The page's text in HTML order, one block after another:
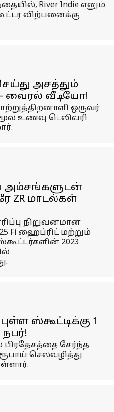
River Indie எனும்
விற்பனைக்கு
அசத்தும்
- வைரல் வீடியோ!
ஒருவர்
உணவு டெலிவரி
அம்சங்களுடன்
ZR மாடல்கள்
நிறுவனமான
Fi ஹைப்ரிட் மற்றும்
2023
ஸ்கூட்டிக்கு 1
சேர்ந்த
ரூபாய் செலவழித்து